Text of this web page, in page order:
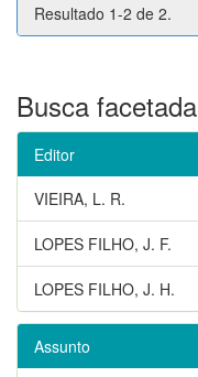
Resultado 1-2 de 2.
Busca facetada
Editor
VIEIRA, L. R.
LOPES FILHO, J. F.
LOPES FILHO, J. H.
Assunto